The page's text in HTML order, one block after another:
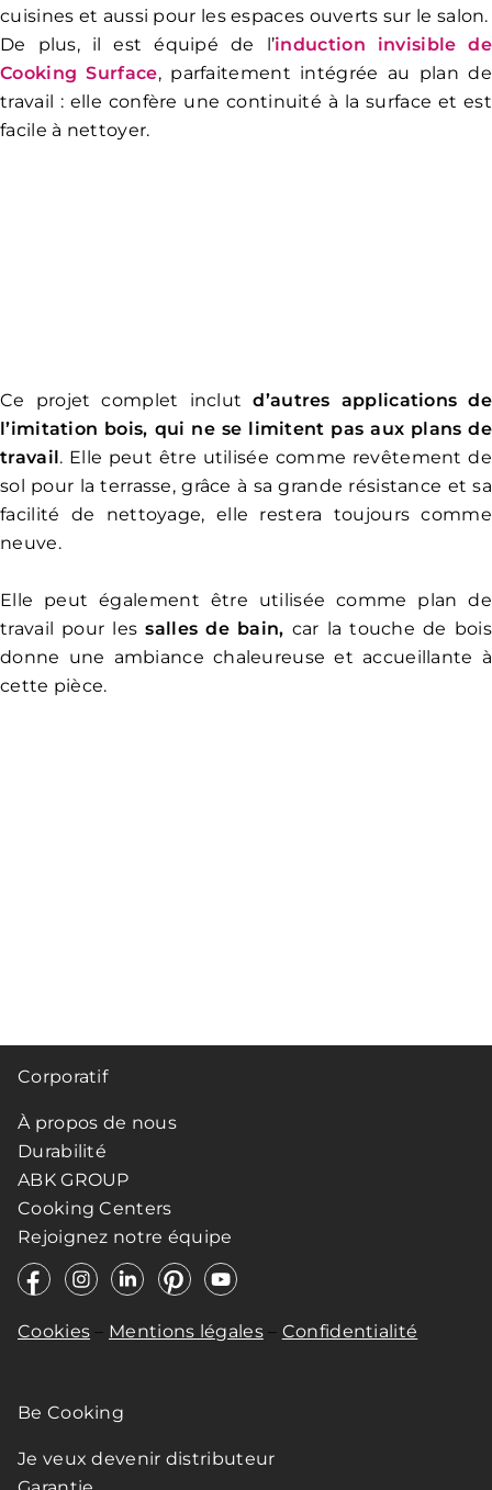
cuisines et aussi pour les espaces ouverts sur le salon.
De plus, il est équipé de l’induction invisible de
Cooking Surface, parfaitement intégrée au plan de
travail : elle confère une continuité à la surface et est
facile à nettoyer.
Ce projet complet inclutd’autres applications de
l’imitation bois, qui ne se limitent pas aux plans de
travail. Elle peut être utilisée comme revêtement de
sol pour la terrasse, grâce à sa grande résistance et sa
facilité de nettoyage, elle restera toujours comme
neuve.
Elle peut également être utilisée comme plan de
travail pour lessalles de bain, car la touche de bois
donne une ambiance chaleureuse et accueillante à
cette pièce.
Corporatif
À propos de nous
Durabilité
ABK GROUP
Cooking Centers
Rejoignez notre équipe
Cookies – Mentions légales– Confidentialité
Be Cooking
Je veux devenir distributeur